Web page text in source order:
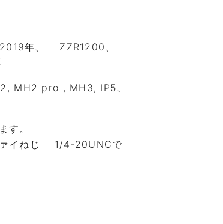
年、 ZZR1200、
MH2 pro , MH3, IP5、
す。
ァイねじ 1/4-20UNCで